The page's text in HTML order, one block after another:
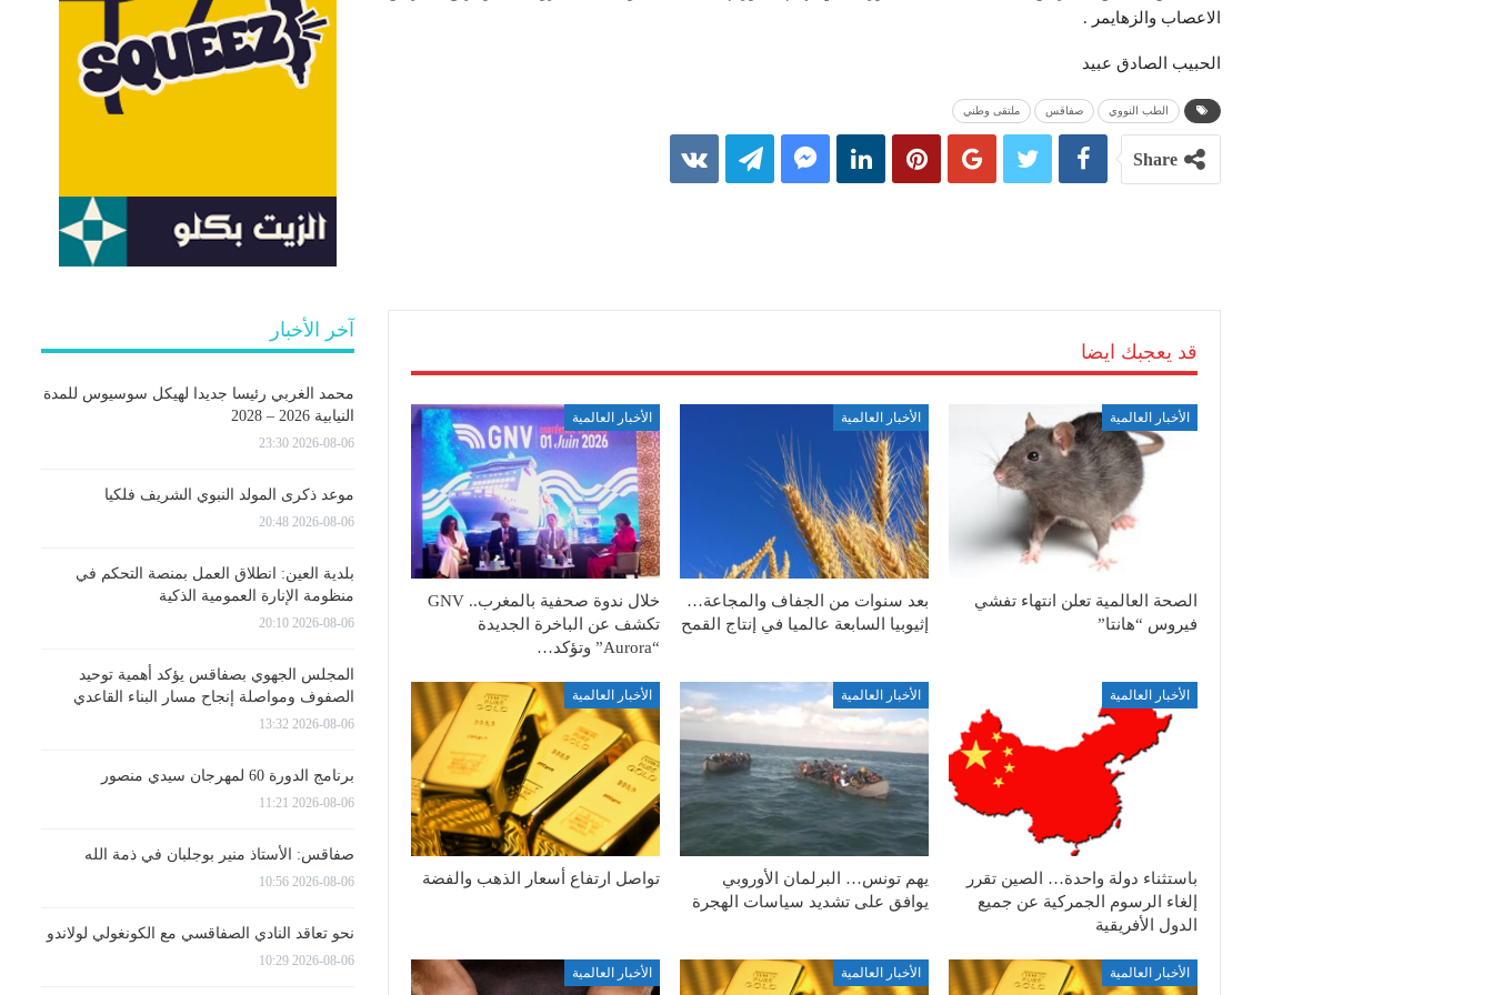
الاعصاب والزهايمر .
الحبيب الصادق عبيد
الطب النووي صفاقس ملتقى وطني
Share
قد يعجبك ايضا
الأخبار العالمية
الصحة العالمية تعلن انتهاء تفشي
فيروس “هانتا”
الأخبار العالمية
بعد سنوات من الجفاف والمجاعة…
إثيوبيا السابعة عالميا في إنتاج القمح
الأخبار العالمية
خلال ندوة صحفية بالمغرب.. GNV
تكشف عن الباخرة الجديدة
“Aurora” وتؤكد…
الأخبار العالمية
باستثناء دولة واحدة… الصين تقرر
إلغاء الرسوم الجمركية عن جميع
الدول الأفريقية
الأخبار العالمية
يهم تونس… البرلمان الأوروبي
يوافق على تشديد سياسات الهجرة
الأخبار العالمية
تواصل ارتفاع أسعار الذهب والفضة
الأخبار العالمية الأخبار العالمية الأخبار العالمية
آخر الأخبار
محمد الغربي رئيسا جديدا لهيكل سوسيوس للمدة
النيابية 2026 – 2028
2026-08-06 23:30
موعد ذكرى المولد النبوي الشريف فلكيا
2026-08-06 20:48
بلدية العين: انطلاق العمل بمنصة التحكم في
منظومة الإنارة العمومية الذكية
2026-08-06 20:10
المجلس الجهوي بصفاقس يؤكد أهمية توحيد
الصفوف ومواصلة إنجاح مسار البناء القاعدي
2026-08-06 13:32
برنامج الدورة 60 لمهرجان سيدي منصور
2026-08-06 11:21
صفاقس: الأستاذ منير بوجلبان في ذمة الله
2026-08-06 10:56
نحو تعاقد النادي الصفاقسي مع الكونغولي لولاندو
2026-08-06 10:29